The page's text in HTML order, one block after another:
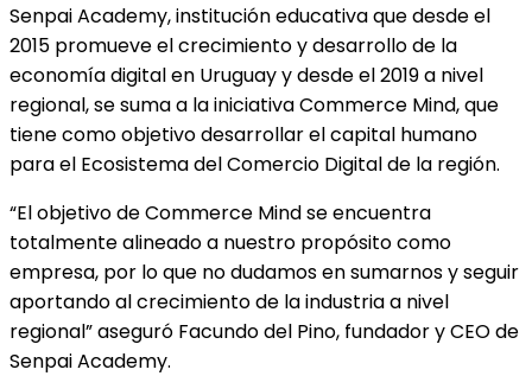
Senpai Academy, institución educativa que desde el
2015 promueve el crecimiento y desarrollo de la
economía digital en Uruguay y desde el 2019 a nivel
regional, se suma a la iniciativa Commerce Mind, que
tiene como objetivo desarrollar el capital humano
para el Ecosistema del Comercio Digital de la región.
“El objetivo de Commerce Mind se encuentra
totalmente alineado a nuestro propósito como
empresa, por lo que no dudamos en sumarnos y seguir
aportando al crecimiento de la industria a nivel
regional” aseguró Facundo del Pino, fundador y CEO de
Senpai Academy.